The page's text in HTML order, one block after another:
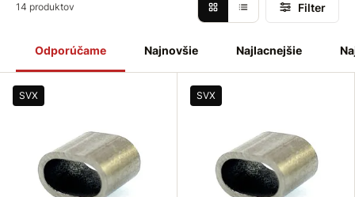
Odporúčame Najnovšie Najlacnejšie
14 produktov Filter
SVX SVX